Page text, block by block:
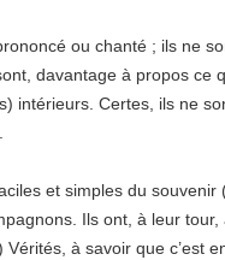
ou chanté ; ils ne
davantage à propos ce
intérieurs. Certes, ils ne
et simples du
à savoir que c’est